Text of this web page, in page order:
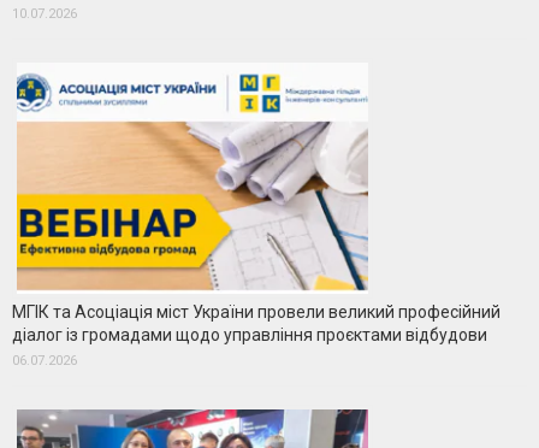
10.07.2026
МГІК та Асоціація міст України провели великий професійний
діалог із громадами щодо управління проєктами відбудови
06.07.2026